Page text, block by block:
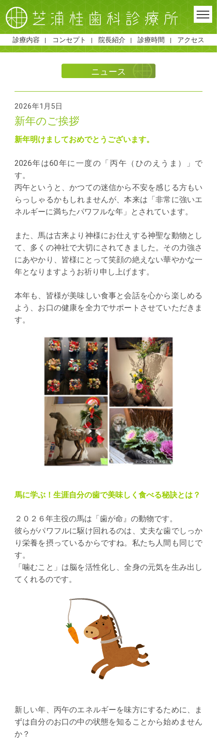
診療内容 コンセプト 院長紹介 診療時間 アクセス
ニュース
2026年1月5日
新年のご挨拶
新年明けましておめでとうございます。
2026年は60年に一度の「丙午（ひのえうま）」で
す。
丙午というと、かつての迷信から不安を感じる方もい
らっしゃるかもしれませんが、本来は「非常に強いエ
ネルギーに満ちたパワフルな年」とされています。
また、馬は古来より神様にお仕えする神聖な動物とし
て、多くの神社で大切にされてきました。その力強さ
にあやかり、皆様にとって笑顔の絶えない華やかな一
年となりますようお祈り申し上げます。
本年も、皆様が美味しい食事と会話を心から楽しめる
よう、お口の健康を全力でサポートさせていただきま
す。
馬に学ぶ！生涯自分の歯で美味しく食べる秘訣とは？
２０２６年主役の馬は「歯が命』の動物です。
彼らがパワフルに駆け回れるのは、丈夫な歯でしっか
り栄養を摂っているからですね。 私たち人間も同じで
す。
「噛むこと」は脳を活性化し、全身の元気を生み出し
てくれるのです。
新しい年、丙午のエネルギーを味方にするために、ま
ずは自分のお口の中の状態を知ることから始めません
か？